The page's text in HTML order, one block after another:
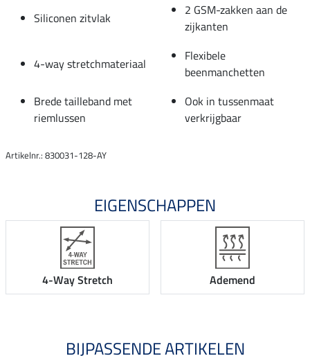
Siliconen zitvlak
2 GSM-zakken aan de
zijkanten
4-way stretchmateriaal
Flexibele
beenmanchetten
Brede tailleband met
riemlussen
Ook in tussenmaat
verkrijgbaar
Artikelnr.: 830031-128-AY
EIGENSCHAPPEN
4-Way Stretch Ademend
BIJPASSENDE ARTIKELEN